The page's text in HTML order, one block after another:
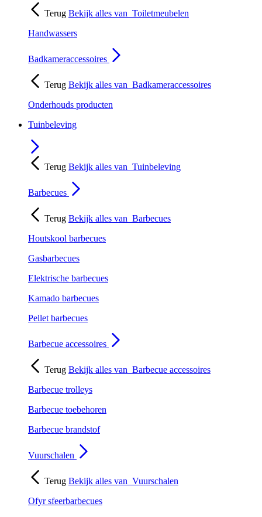
Terug Bekijk alles van Toiletmeubelen
Handwassers
Badkameraccessoires
Terug Bekijk alles van Badkameraccessoires
Onderhouds producten
Tuinbeleving
Terug Bekijk alles van Tuinbeleving
Barbecues
Terug Bekijk alles van Barbecues
Houtskool barbecues
Gasbarbecues
Elektrische barbecues
Kamado barbecues
Pellet barbecues
Barbecue accessoires
Terug Bekijk alles van Barbecue accessoires
Barbecue trolleys
Barbecue toebehoren
Barbecue brandstof
Vuurschalen
Terug Bekijk alles van Vuurschalen
Ofyr sfeerbarbecues